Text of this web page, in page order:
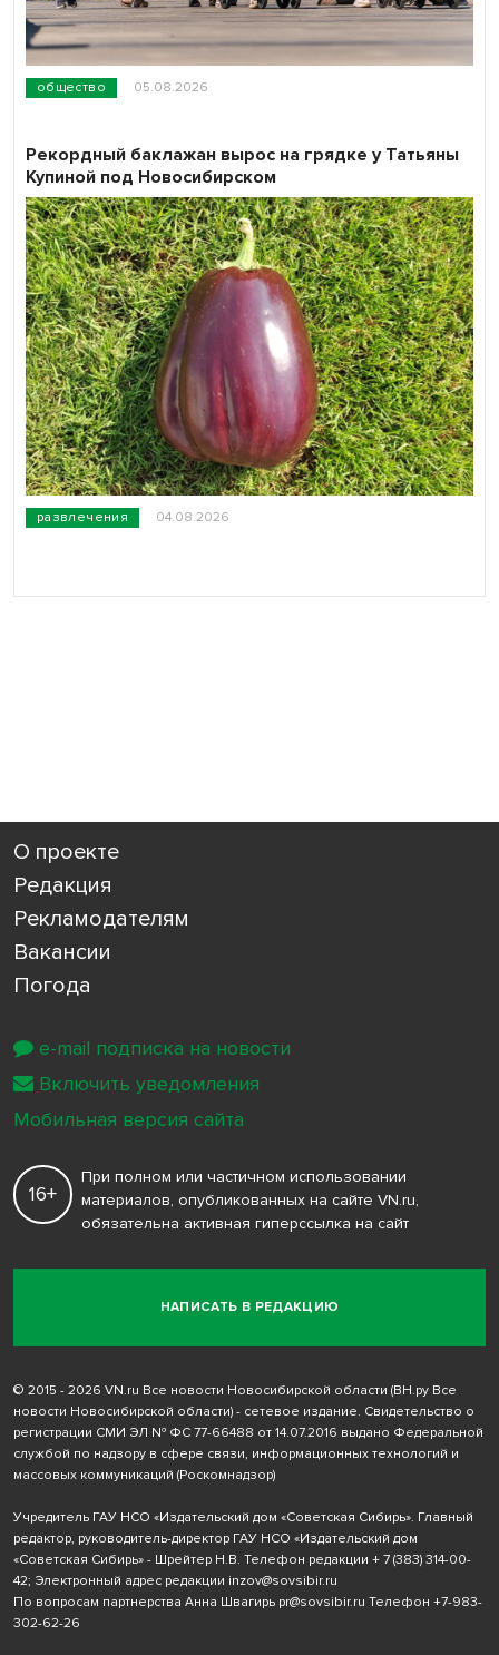
общество 05.08.2026
развлечения 04.08.2026
Рекордный баклажан вырос на грядке у Татьяны
Купиной под Новосибирском
О проекте
Редакция
Рекламодателям
Вакансии
Погода
НАПИСАТЬ В РЕДАКЦИЮ
16+
При полном или частичном использовании
материалов, опубликованных на сайте VN.ru,
обязательна активная гиперссылка на сайт
© 2015 - 2026 VN.ru Все новости Новосибирской области (ВН.ру Все
новости Новосибирской области) - сетевое издание. Свидетельство о
регистрации СМИ ЭЛ № ФС 77-66488 от 14.07.2016 выдано Федеральной
службой по надзору в сфере связи, информационных технологий и
массовых коммуникаций (Роскомнадзор)
Учредитель ГАУ НСО «Издательский дом «Советская Сибирь». Главный
редактор, руководитель-директор ГАУ НСО «Издательский дом
«Советская Сибирь» - Шрейтер Н.В. Телефон редакции + 7 (383) 314-00-
42; Электронный адрес редакции inzov@sovsibir.ru
По вопросам партнерства Анна Швагирь pr@sovsibir.ru Телефон +7-983-
302-62-26
e-mail подписка на новости
Включить уведомления
Мобильная версия сайта